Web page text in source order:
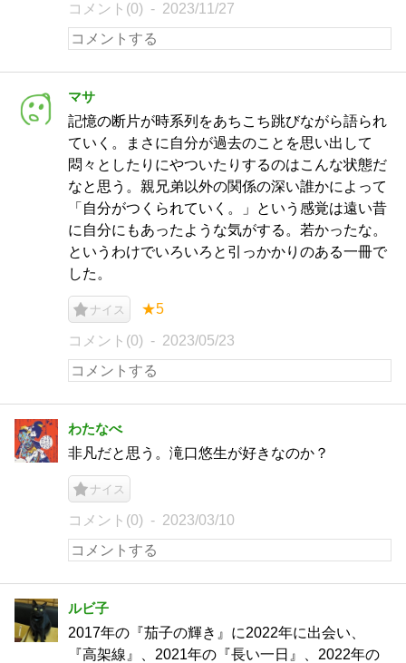
コメント(0) 2023/11/27
マサ
記憶の断片が時系列をあちこち跳びながら語られ
ていく。まさに自分が過去のことを思い出して
悶々としたりにやついたりするのはこんな状態だ
なと思う。親兄弟以外の関係の深い誰かによって
「自分がつくられていく。」という感覚は遠い昔
に自分にもあったような気がする。若かったな。
というわけでいろいろと引っかかりのある一冊で
した。
ナイス ★5
コメント(0) 2023/05/23
わたなべ
非凡だと思う。滝口悠生が好きなのか？
ナイス
コメント(0) 2023/03/10
ルビ子
2017年の『茄子の輝き』に2022年に出会い、
『高架線』、2021年の『長い一日』、2022年の